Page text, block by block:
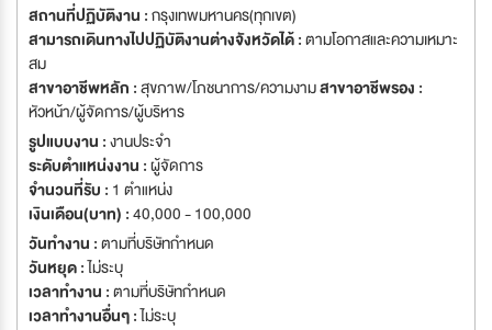
สถานที่ปฏิบัติงาน :กรุงเทพมหานคร(ทุกเขต)
สามารถเดินทางไปปฏิบัติงานต่างจังหวัดได้ :ตามโอกาสและความเหมาะ
สม
สาขาอาชีพหลัก :สุขภาพ/โภชนาการ/ความงามสาขาอาชีพรอง :
หัวหน้า/ผู้จัดการ/ผู้บริหาร
รูปแบบงาน :งานประจำ
ระดับตำแหน่งงาน :ผู้จัดการ
จำนวนที่รับ : 1 ตำแหน่ง
เงินเดือน(บาท) :40,000 - 100,000
วันทำงาน :ตามที่บริษัทกำหนด
วันหยุด :ไม่ระบุ
เวลาทำงาน :ตามที่บริษัทกำหนด
เวลาทำงานอื่นๆ :ไม่ระบุ